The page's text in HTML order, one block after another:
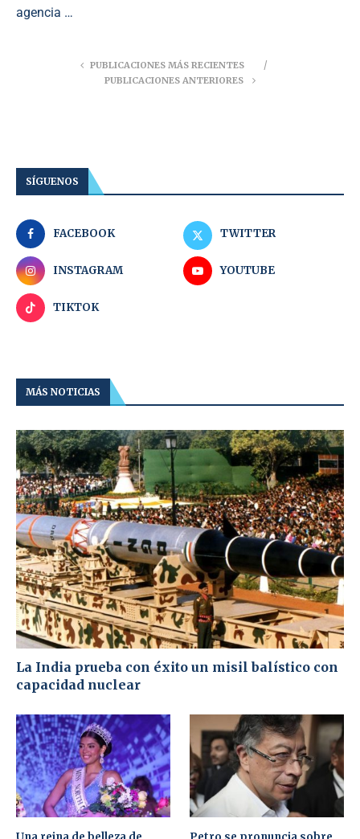
agencia …
PUBLICACIONES MÁS RECIENTES
PUBLICACIONES ANTERIORES
SÍGUENOS
FACEBOOK TWITTER
INSTAGRAM YOUTUBE
TIKTOK
MÁS NOTICIAS
La India prueba con éxito un misil balístico con
capacidad nuclear